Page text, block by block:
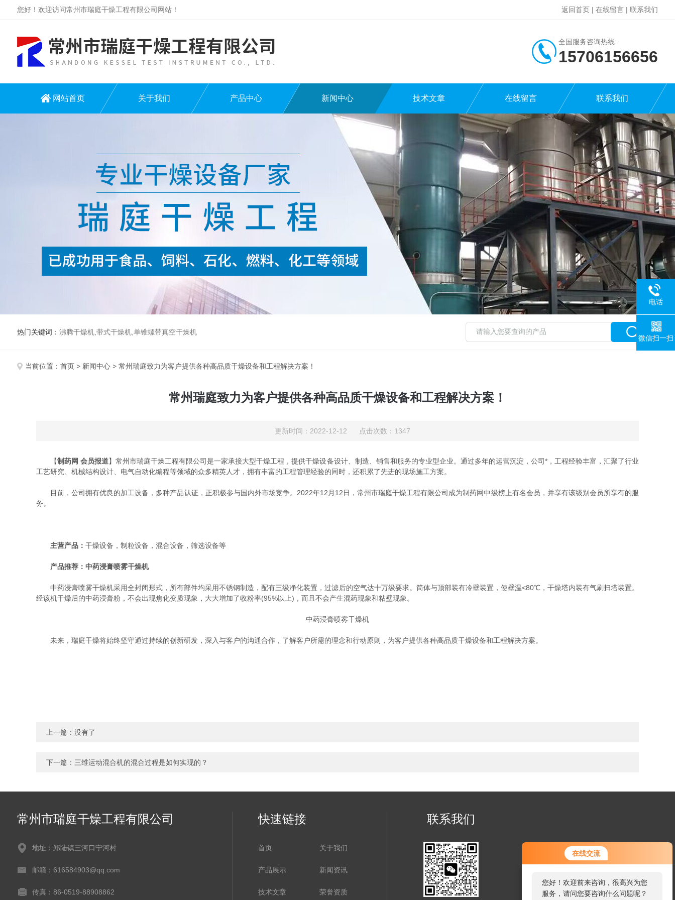
在线交流
您好！欢迎前来咨询，很高兴为您
服务，请问您要咨询什么问题呢？
您好，看您停留很久了，是否找到
了需求产品，您可以直接在线与我
您好！欢迎访问常州市瑞庭干燥工程有限公司网站！ 返回首页 | 在线留言 | 联系我们
全国服务咨询热线:
15706156656
网站首页 关于我们 产品中心 新闻中心 技术文章 在线留言 联系我们
热门关键词： 沸腾干燥机,带式干燥机,单锥螺带真空干燥机
当前位置： 首页> 新闻中心> 常州瑞庭致力为客户提供各种高品质干燥设备和工程解决方案！
常州瑞庭致力为客户提供各种高品质干燥设备和工程解决方案！
更新时间：2022-12-12 点击次数：1347
【制药网 会员报道】常州市瑞庭干燥工程有限公司是一家承接大型干燥工程，提供干燥设备设计、制造、销售和服务的专业型企业。通过多年的运营沉淀，公司*，工程经验丰富，汇聚了行业
工艺研究、机械结构设计、电气自动化编程等领域的众多精英人才，拥有丰富的工程管理经验的同时，还积累了先进的现场施工方案。
目前，公司拥有优良的加工设备，多种产品认证，正积极参与国内外市场竞争。2022年12月12日，常州市瑞庭干燥工程有限公司成为制药网中级榜上有名会员，并享有该级别会员所享有的服
务。
主营产品： 干燥设备，制粒设备，混合设备，筛选设备等
产品推荐：中药浸膏喷雾干燥机
中药浸膏喷雾干燥机采用全封闭形式，所有部件均采用不锈钢制造，配有三级净化装置，过滤后的空气达十万级要求。筒体与顶部装有冷壁装置，使壁温<80℃，干燥塔内装有气刷扫塔装置。
经该机干燥后的中药浸膏粉，不会出现焦化变质现象，大大增加了收粉率(95%以上)，而且不会产生混药现象和粘壁现象。
中药浸膏喷雾干燥机
未来，瑞庭干燥将始终坚守通过持续的创新研发，深入与客户的沟通合作，了解客户所需的理念和行动原则，为客户提供各种高品质干燥设备和工程解决方案。
上一篇：没有了
下一篇： 三维运动混合机的混合过程是如何实现的？
常州市瑞庭干燥工程有限公司
地址：郑陆镇三河口宁河村
邮箱：616584903@qq.com
传真：86-0519-88908862
快速链接
首页 关于我们
产品展示 新闻资讯
技术文章 荣誉资质
联系我们
电话
微信扫一扫